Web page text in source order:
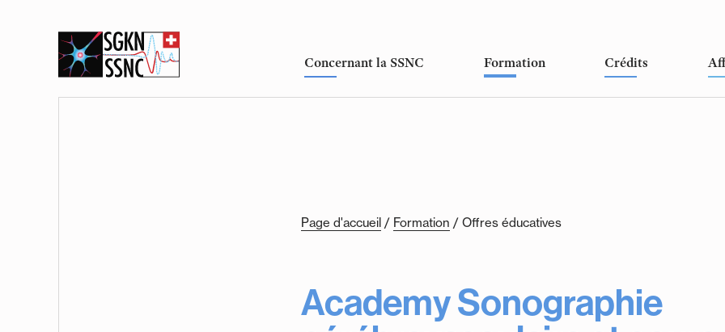
Concernant la SSNC Formation Crédits
Page d'accueil / Formation / Offres éducatives
Academy Sonographie